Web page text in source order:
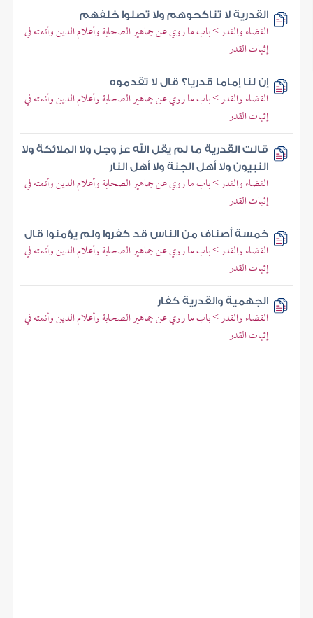
القدرية لا تناكحوهم ولا تصلوا خلفهم
القضاء والقدر > باب ما روي عن جماهير الصحابة وأعلام الدين وأئمته في
إثبات القدر
إن لنا إماما قدريا؟ قال لا تقدموه
القضاء والقدر > باب ما روي عن جماهير الصحابة وأعلام الدين وأئمته في
إثبات القدر
قالت القدرية ما لم يقل الله عز وجل ولا الملائكة ولا
النبيون ولا أهل الجنة ولا أهل النار
القضاء والقدر > باب ما روي عن جماهير الصحابة وأعلام الدين وأئمته في
إثبات القدر
خمسة أصناف من الناس قد كفروا ولم يؤمنوا قال
القضاء والقدر > باب ما روي عن جماهير الصحابة وأعلام الدين وأئمته في
إثبات القدر
الجهمية والقدرية كفار
القضاء والقدر > باب ما روي عن جماهير الصحابة وأعلام الدين وأئمته في
إثبات القدر